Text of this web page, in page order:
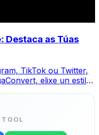
Destaca as Túas
TikTok ou Twitter,
elixe un estilo
TOOL